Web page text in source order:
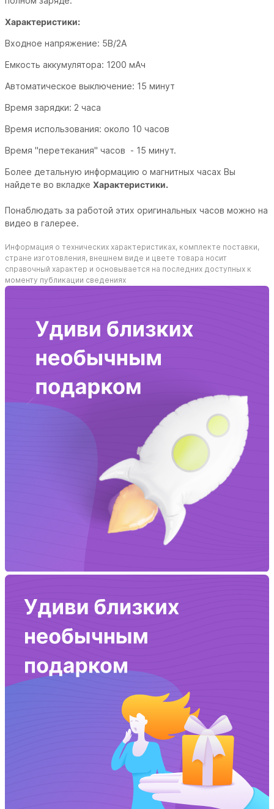
Характеристики:
Входное напряжение: 5В/2А
Емкость аккумулятора: 1200 мАч
Автоматическое выключение: 15 минут
Время зарядки: 2 часа
Время использования: около 10 часов
Время "перетекания" часов - 15 минут.
Более детальную информацию о магнитных часах Вы
найдете во вкладке Характеристики.
Понаблюдать за работой этих оригинальных часов можно на
видео в галерее.
Информация о технических характеристиках, комплекте поставки,
стране изготовления, внешнем виде и цвете товара носит
справочный характер и основывается на последних доступных к
моменту публикации сведениях